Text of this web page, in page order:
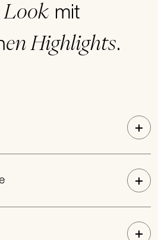
Look mit
en Highlights.